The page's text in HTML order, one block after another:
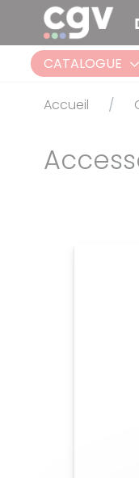
CATALOGUE
Accueil
Panneau de gestion